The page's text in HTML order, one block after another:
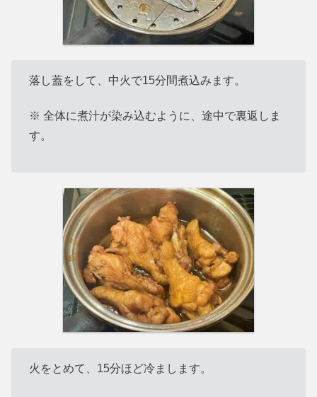
落し蓋をして、中火で15分間煮込みます。
※ 全体に煮汁が染み込むように、途中で裏返しま
す。
火をとめて、15分ほど冷まします。